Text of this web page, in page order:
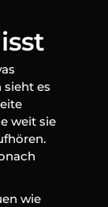
sieht es
weit sie
wie